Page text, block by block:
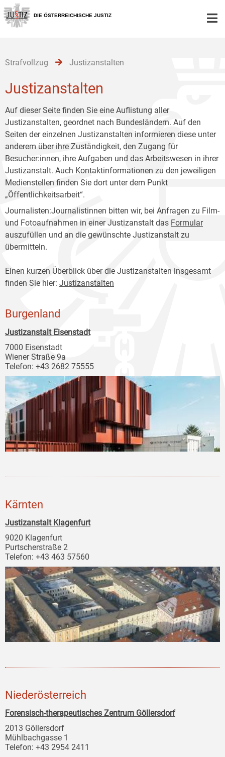
Zur
Hauptnavigation
[1]
Zum
Inhalt
[2]
Zum
Untermenü
[3]
DIE ÖSTERREICHISCHE JUSTIZ
Strafvollzug Justizanstalten
Justizanstalten
Auf dieser Seite finden Sie eine Auflistung aller
Justizanstalten, geordnet nach Bundesländern. Auf den
Seiten der einzelnen Justizanstalten informieren diese unter
anderem über ihre Zuständigkeit, den Zugang für
Besucher:innen, ihre Aufgaben und das Arbeitswesen in ihrer
Justizanstalt. Auch Kontaktinformationen zu den jeweiligen
Medienstellen finden Sie dort unter dem Punkt
„Öffentlichkeitsarbeit“.
Journalisten:Journalistinnen bitten wir, bei Anfragen zu Film-
und Fotoaufnahmen in einer Justizanstalt das Formular
auszufüllen und an die gewünschte Justizanstalt zu
übermitteln.
Einen kurzen Überblick über die Justizanstalten insgesamt
finden Sie hier: Justizanstalten
Burgenland
Justizanstalt Eisenstadt
7000 Eisenstadt
Wiener Straße 9a
Telefon: +43 2682 75555
Kärnten
Justizanstalt Klagenfurt
9020 Klagenfurt
Purtscherstraße 2
Telefon: +43 463 57560
Niederösterreich
Forensisch-therapeutisches Zentrum Göllersdorf
2013 Göllersdorf
Mühlbachgasse 1
Telefon: +43 2954 2411